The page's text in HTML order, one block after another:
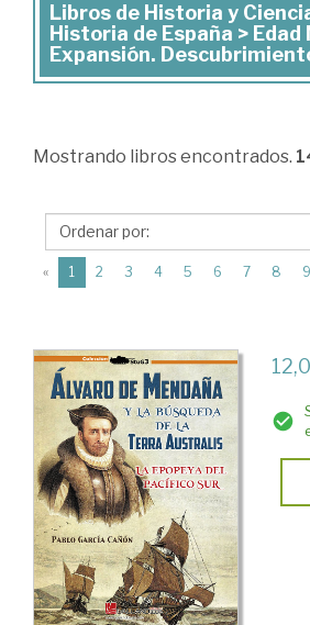
Libros
de
Historia
Ciencias
>
Historia
de
>
Edad
Moderna
>
Expansión.
Descubrimientos
Libros de Historia y
Historia de España > Edad
Expansión.
Mostrando libros encontrados.
« 1 (current)
2 3 4 5 6 7 8 9